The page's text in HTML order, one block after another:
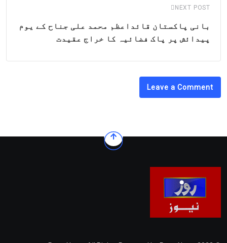
NEXT POST
بانی پاکستان قائداعظم محمد علی جناح کے یوم
پیدائش پر پاک فضائیہ کا خراج عقیدت
Leave a Comment